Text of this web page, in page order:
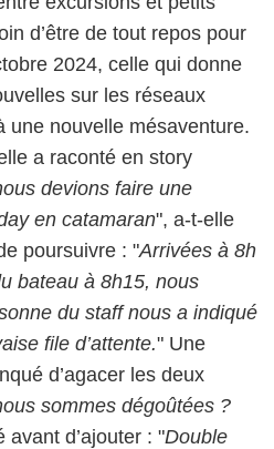
d’être de tout repos pour
2024, celle qui donne
sur les réseaux
une nouvelle mésaventure.
a raconté en story
devions faire une
en catamaran", a-t-elle
poursuivre : "Arrivées à 8h
bateau à 8h15, nous
du staff nous a indiqué
file d’attente." Une
d’agacer les deux
sommes dégoûtées ?
avant d’ajouter : "Double